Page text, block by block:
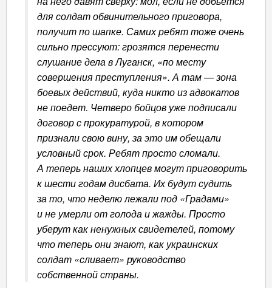
для солдат обвинительного приговора,
получит по шапке. Самих ребят тоже очень
сильно прессуют: грозятся перенести
слушание дела в Луганск, «по месту
совершения преступления». А там — зона
боевых действий, куда никто из адвокатов
не поедет. Четверо бойцов уже подписали
договор с прокуратурой, в котором
признали свою вину, за это им обещали
условный срок. Ребят просто сломали.
А теперь наших хлопцев могут приговорить
к шести годам дисбата. Их будут судить
за то, что неделю лежали под «Градами»
и не умерли от голода и жажды. Просто
уберут как ненужных свидетелей, потому
что теперь они знают, как украинских
солдат «сливает» руководство
собственной страны.